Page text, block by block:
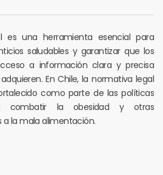
es una herramienta esencial para
saludables y garantizar que los
a información clara y precisa
En Chile, la normativa legal
como parte de las políticas
combatir la obesidad y otras
la mala alimentación.